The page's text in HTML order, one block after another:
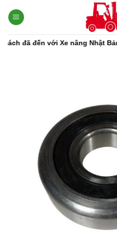
qua
dungđã đến với Xe nâng Nhật Bản